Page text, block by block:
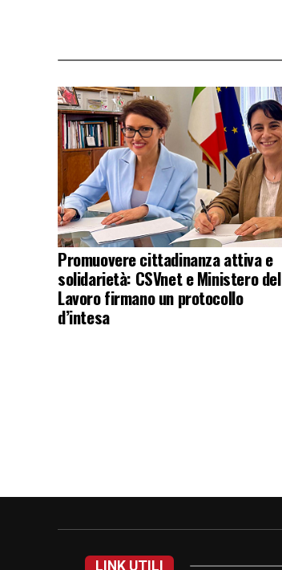
Promuovere cittadinanza attiva e
solidarietà: CSVnet e Ministero del
Lavoro firmano un protocollo
d’intesa
LINK UTILI